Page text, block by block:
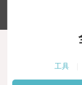
工具